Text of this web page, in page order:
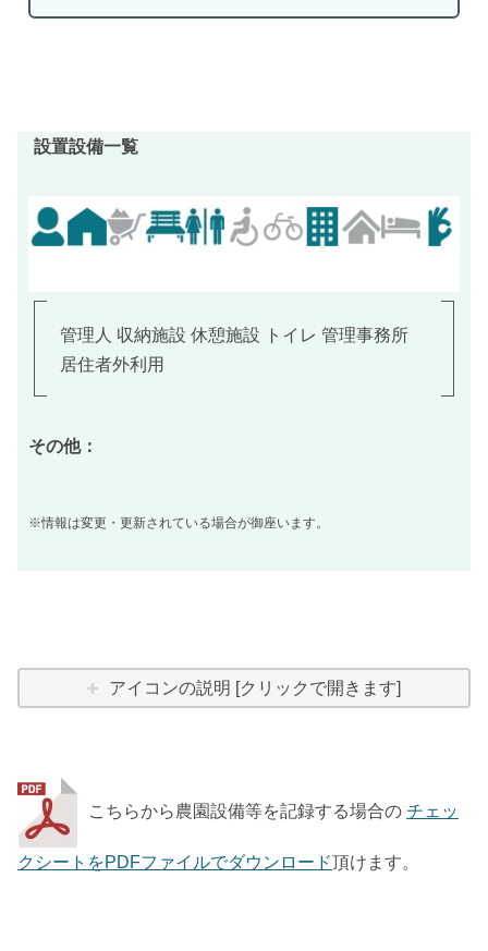
設置設備一覧
管理人 収納施設 休憩施設 トイレ 管理事務所
居住者外利用
その他：
※情報は変更・更新されている場合が御座います。
アイコンの説明 [クリックで開きます]
こちらから農園設備等を記録する場合の チェッ
クシートをPDFファイルでダウンロード頂けます。